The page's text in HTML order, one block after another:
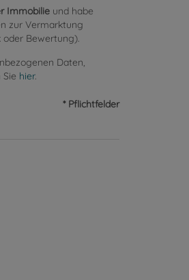
Immobilie und habe
zur Vermarktung
Bewertung).
Daten,
hier.
* Pflichtfelder